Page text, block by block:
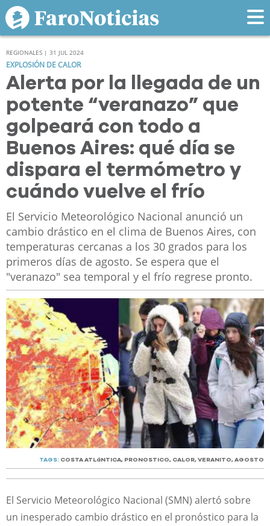
REGIONALES | 31 JUL 2024
EXPLOSIÓN DE CALOR
Alerta por la llegada de un
potente “veranazo” que
golpeará con todo a
Buenos Aires: qué día se
dispara el termómetro y
cuándo vuelve el frío
El Servicio Meteorológico Nacional anunció un
cambio drástico en el clima de Buenos Aires, con
temperaturas cercanas a los 30 grados para los
primeros días de agosto. Se espera que el
"veranazo" sea temporal y el frío regrese pronto.
TAGS: COSTA ATLáNTICA, PRONOSTICO, CALOR, VERANITO, AGOSTO
El Servicio Meteorológico Nacional (SMN) alertó sobre
un inesperado cambio drástico en el pronóstico para la